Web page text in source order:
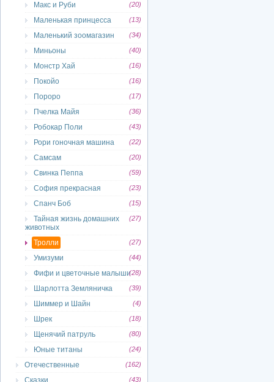
Макс и Руби (20)
Маленькая принцесса (13)
Маленький зоомагазин (34)
Миньоны (40)
Монстр Хай (16)
Покойо (16)
Пороро (17)
Пчелка Майя (36)
Робокар Поли (43)
Рори гоночная машина (22)
Самсам (20)
Свинка Пеппа (59)
София прекрасная (23)
Спанч Боб (15)
Тайная жизнь домашних
животных
(27)
Тролли (27)
Умизуми (44)
Фифи и цветочные малыши(28)
Шарлотта Земляничка (39)
Шиммер и Шайн (4)
Шрек (18)
Щенячий патруль (80)
Юные титаны (24)
Отечественные (162)
Сказки (43)